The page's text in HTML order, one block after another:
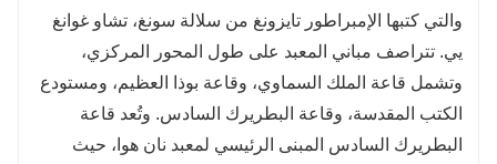
والتي كتبها الإمبراطور تايزونغ من سلالة سونغ، تشاو غوانغ
يي. تتراصف مباني المعبد على طول المحور المركزي،
وتشمل قاعة الملك السماوي، وقاعة بوذا العظيم، ومستودع
الكتب المقدسة، وقاعة البطريرك السادس. وتُعد قاعة
البطريرك السادس المبنى الرئيسي لمعبد نان هوا، حيث